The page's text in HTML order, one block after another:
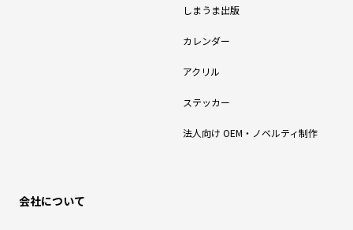
しまうま出版
カレンダー
アクリル
ステッカー
法人向け OEM・ノベルティ制作
会社について